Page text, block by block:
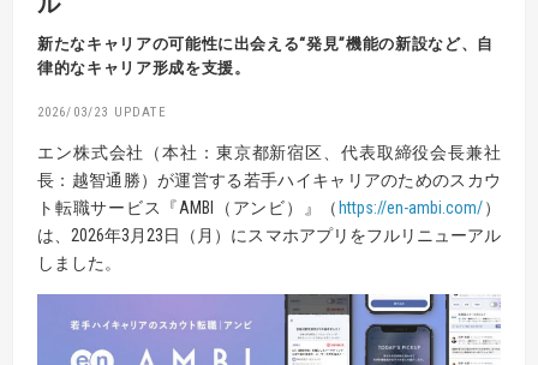
新たなキャリアの可能性に出会える“発見”機能の新設など、自
律的なキャリア形成を支援。
2026/03/23
エン株式会社（本社：東京都新宿区、代表取締役会長兼社
長：越智通勝）が運営する若手ハイキャリアのためのスカウ
ト転職サービス『AMBI（アンビ）』（https://en-ambi.com/）
は、2026年3月23日（月）にスマホアプリをフルリニューアル
しました。